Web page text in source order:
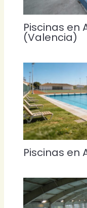
Piscinas en
(Valencia)
Piscinas en